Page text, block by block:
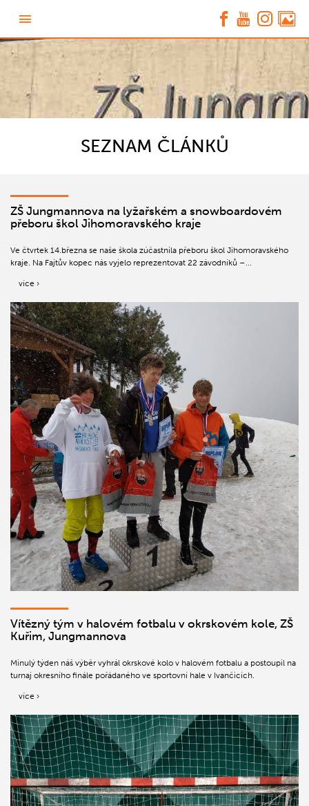
SEZNAM ČLÁNKŮ
ZŠ Jungmannova na lyžařském a snowboardovém
přeboru škol Jihomoravského kraje
Ve čtvrtek 14.března se naše škola zúčastnila přeboru škol Jihomoravského
kraje. Na Fajtův kopec nás vyjelo reprezentovat 22 závodníků –...
více ›
Vítězný tým v halovém fotbalu v okrskovém kole, ZŠ
Kuřim, Jungmannova
Minulý týden náš výběr vyhrál okrskové kolo v halovém fotbalu a postoupil na
turnaj okresního finále pořádaného ve sportovní hale v Ivančicích.
více ›